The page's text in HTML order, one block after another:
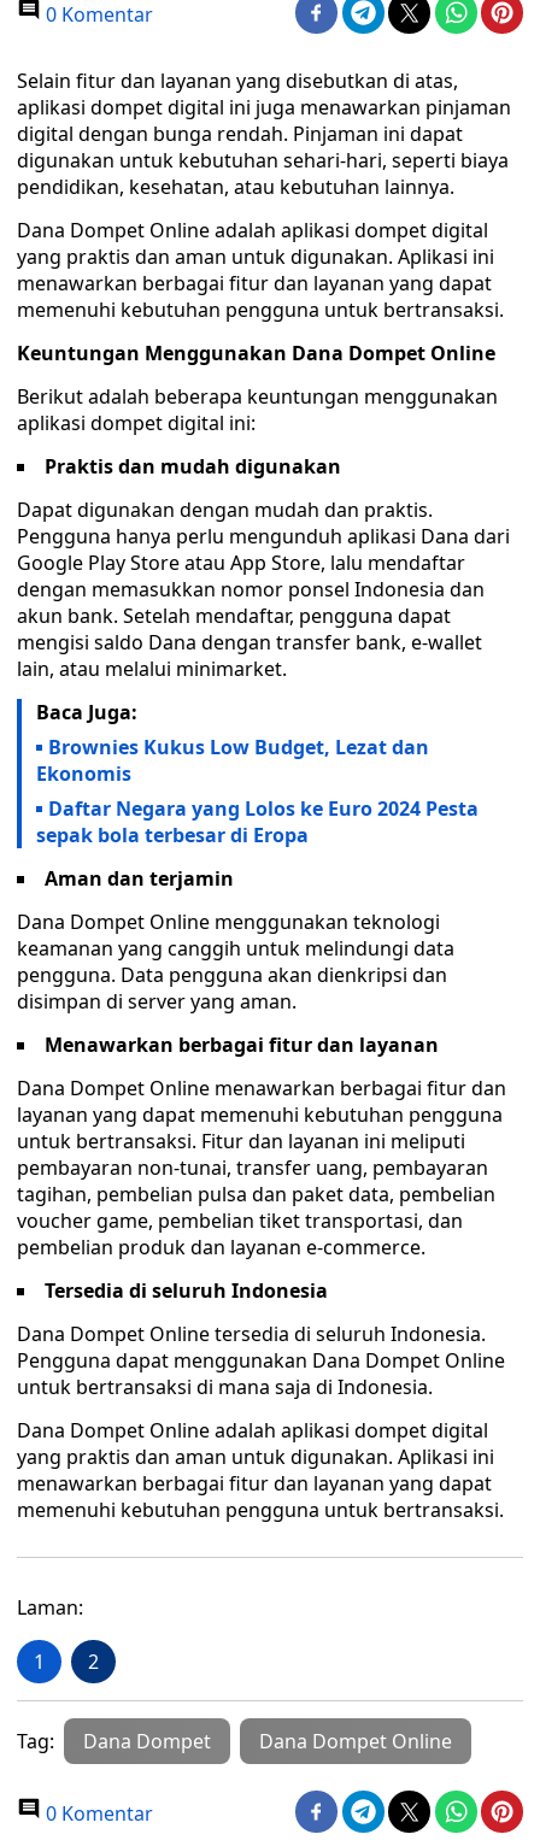
0 Komentar
Selain fitur dan layanan yang disebutkan di atas,
aplikasi dompet digital ini juga menawarkan pinjaman
digital dengan bunga rendah. Pinjaman ini dapat
digunakan untuk kebutuhan sehari-hari, seperti biaya
pendidikan, kesehatan, atau kebutuhan lainnya.
Dana Dompet Online adalah aplikasi dompet digital
yang praktis dan aman untuk digunakan. Aplikasi ini
menawarkan berbagai fitur dan layanan yang dapat
memenuhi kebutuhan pengguna untuk bertransaksi.
Keuntungan Menggunakan Dana Dompet Online
Berikut adalah beberapa keuntungan menggunakan
aplikasi dompet digital ini:
Praktis dan mudah digunakan
Dapat digunakan dengan mudah dan praktis.
Pengguna hanya perlu mengunduh aplikasi Dana dari
Google Play Store atau App Store, lalu mendaftar
dengan memasukkan nomor ponsel Indonesia dan
akun bank. Setelah mendaftar, pengguna dapat
mengisi saldo Dana dengan transfer bank, e-wallet
lain, atau melalui minimarket.
Baca Juga:
Brownies Kukus Low Budget, Lezat dan
Ekonomis
Daftar Negara yang Lolos ke Euro 2024 Pesta
sepak bola terbesar di Eropa
Aman dan terjamin
Dana Dompet Online menggunakan teknologi
keamanan yang canggih untuk melindungi data
pengguna. Data pengguna akan dienkripsi dan
disimpan di server yang aman.
Menawarkan berbagai fitur dan layanan
Dana Dompet Online menawarkan berbagai fitur dan
layanan yang dapat memenuhi kebutuhan pengguna
untuk bertransaksi. Fitur dan layanan ini meliputi
pembayaran non-tunai, transfer uang, pembayaran
tagihan, pembelian pulsa dan paket data, pembelian
voucher game, pembelian tiket transportasi, dan
pembelian produk dan layanan e-commerce.
Tersedia di seluruh Indonesia
Dana Dompet Online tersedia di seluruh Indonesia.
Pengguna dapat menggunakan Dana Dompet Online
untuk bertransaksi di mana saja di Indonesia.
Dana Dompet Online adalah aplikasi dompet digital
yang praktis dan aman untuk digunakan. Aplikasi ini
menawarkan berbagai fitur dan layanan yang dapat
memenuhi kebutuhan pengguna untuk bertransaksi.
Laman:
1 2
Tag: Dana Dompet Dana Dompet Online
0 Komentar